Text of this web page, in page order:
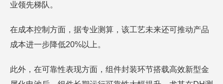
业领先梯队。
在成本控制方面，据专业测算，该工艺未来还可推动产品
成本进一步降低20%以上。
此外，在可靠性表现方面，组件封装环节搭载高效新型金